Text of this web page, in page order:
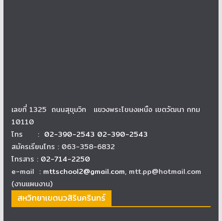
เลขที่ 1325 ถนนสุขุมวิท แขวงพระโขนงเหนือ เขตวัฒนา กทม
10110
โทร : 02-390-2543 02-390-2543
สมัครเรียนโทร : 063-358-6832
โทรสาร : 02-714-2250
e-mail : mttschool2@gmail.com, mtt.pp@hotmail.com
(งานแผนงาน)
สหวิทยาเขตนวสิรินครินทร์